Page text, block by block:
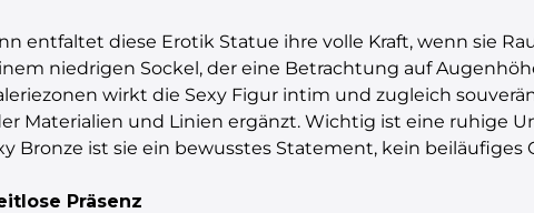
entfaltet diese Erotik Statue ihre volle Kraft, wenn sie
niedrigen Sockel, der eine Betrachtung auf
wirkt die Sexy Figur intim und zugleich
Materialien und Linien ergänzt. Wichtig ist eine ruhige
Bronze ist sie ein bewusstes Statement, kein beiläufiges
Präsenz